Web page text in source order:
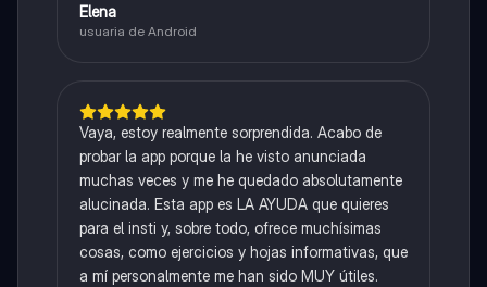
Elena
usuaria de Android
Vaya, estoy realmente sorprendida. Acabo de
probar la app porque la he visto anunciada
muchas veces y me he quedado absolutamente
alucinada. Esta app es LA AYUDA que quieres
para el insti y, sobre todo, ofrece muchísimas
cosas, como ejercicios y hojas informativas, que
a mí personalmente me han sido MUY útiles.